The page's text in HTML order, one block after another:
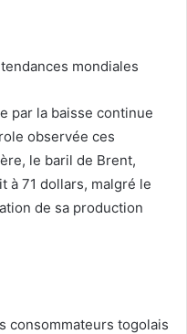
mondiales
par la baisse continue
observée ces
le baril de Brent,
à 71 dollars, malgré le
de sa production
consommateurs togolais